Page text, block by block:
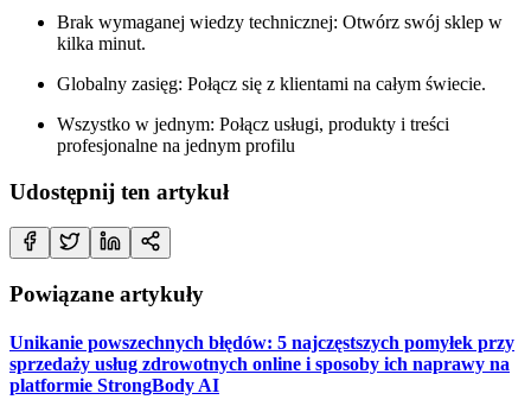
Brak wymaganej wiedzy technicznej: Otwórz swój sklep w
kilka minut.
Globalny zasięg: Połącz się z klientami na całym świecie.
Wszystko w jednym: Połącz usługi, produkty i treści
profesjonalne na jednym profilu
Udostępnij ten artykuł
Powiązane artykuły
Unikanie powszechnych błędów: 5 najczęstszych pomyłek przy
sprzedaży usług zdrowotnych online i sposoby ich naprawy na
platformie StrongBody AI